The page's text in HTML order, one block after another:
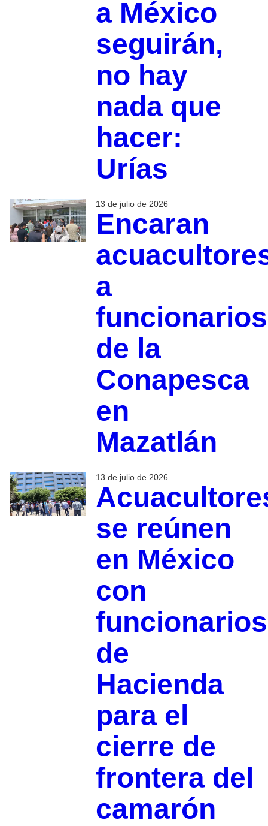
a México
seguirán,
no hay
nada que
hacer:
Urías
13 de julio de 2026
Encaran
a
funcionarios
de la
Conapesca
en
Mazatlán
13 de julio de 2026
se reúnen
en México
con
funcionarios
de
Hacienda
para el
cierre de
frontera del
camarón